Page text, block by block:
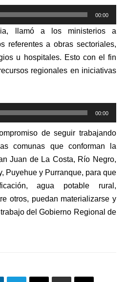
00:00
llamó a los ministerios a
referentes a obras sectoriales,
u hospitales. Esto con el fin
regionales en iniciativas
00:00
de seguir trabajando
comunas que conforman la
Juan de La Costa, Río Negro,
Puyehue y Purranque, para que
agua potable rural,
otros, puedan materializarse y
del Gobierno Regional de